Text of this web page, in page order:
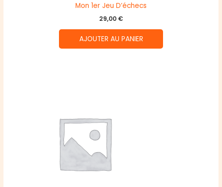
Mon 1er Jeu D’échecs
29,00 €
AJOUTER AU PANIER